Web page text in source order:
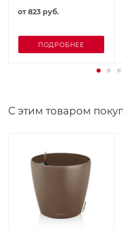
от823 руб.
ПОДРОБНЕЕ
С этим товаром